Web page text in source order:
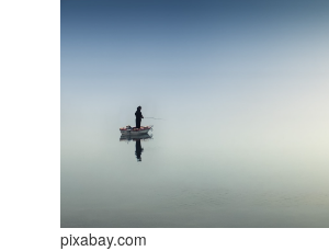
pixabay.com